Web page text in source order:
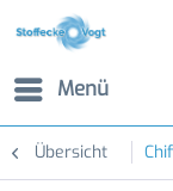
Menü
Übersicht